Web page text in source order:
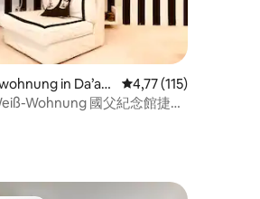
4,9 von 5, 221 Bewertungen
in Da’an
Durchschnittliche
4,77 (115)
Wohnung 國父紀念館捷運